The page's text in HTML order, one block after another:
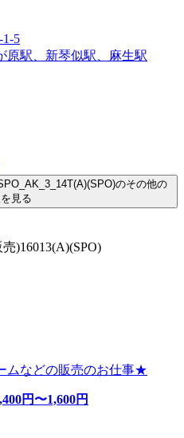
5
原駅、新琴似駅、麻生駅
のその他の
見る
)16013(A)(SPO)
ムなどの販売のお仕事★
円〜1,600円